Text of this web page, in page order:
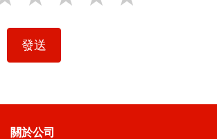
發送
關於公司